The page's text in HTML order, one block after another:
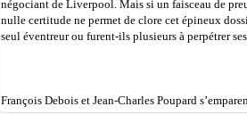
négociant de Liverpool. Mais si un faisceau de
nulle certitude ne permet de clore cet épineux
seul éventreur ou furent-ils plusieurs à perpétrer
François Debois et Jean-Charles Poupard